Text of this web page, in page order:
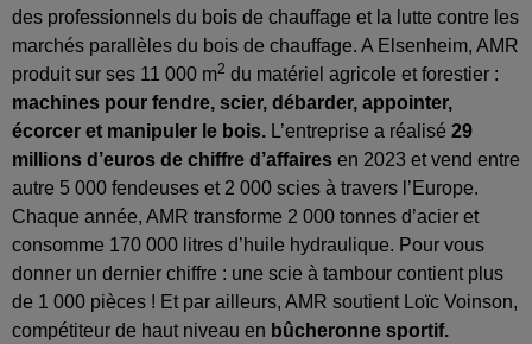
des professionnels du bois de chauffage et la lutte contre les
marchés parallèles du bois de chauffage. A Elsenheim, AMR
produit sur ses 11 000 m2 du matériel agricole et forestier :
machines pour fendre, scier, débarder, appointer,
écorcer et manipuler le bois. L’entreprise a réalisé 29
millions d’euros de chiffre d’affaires en 2023 et vend entre
autre 5 000 fendeuses et 2 000 scies à travers l’Europe.
Chaque année, AMR transforme 2 000 tonnes d’acier et
consomme 170 000 litres d’huile hydraulique. Pour vous
donner un dernier chiffre : une scie à tambour contient plus
de 1 000 pièces ! Et par ailleurs, AMR soutient Loïc Voinson,
compétiteur de haut niveau en bûcheronne sportif.